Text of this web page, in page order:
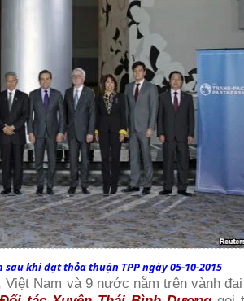
khi đạt thỏa thuận TPP ngày 05-10-2015
Việt Nam và 9 nước nằm trên vành